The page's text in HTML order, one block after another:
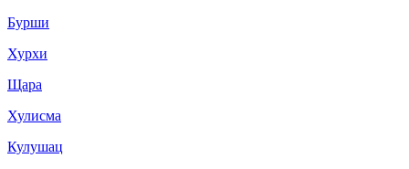
Бурши
Хурхи
Щара
Хулисма
Кулушац